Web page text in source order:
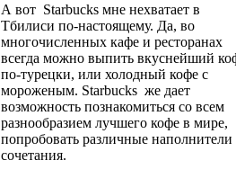
А вот Starbucks мне нехватает в
Тбилиси по-настоящему. Да, во
многочисленных кафе и ресторанах
всегда можно выпить вкуснейший
по-турецки, или холодный кофе с
мороженым. Starbucks же дает
возможность познакомиться со всем
разнообразием лучшего кофе в мире,
попробовать различные
сочетания.